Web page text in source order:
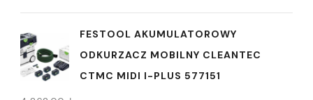
FESTOOL AKUMULATOROWY
ODKURZACZ MOBILNY CLEANTEC
CTMC MIDI I-PLUS 577151